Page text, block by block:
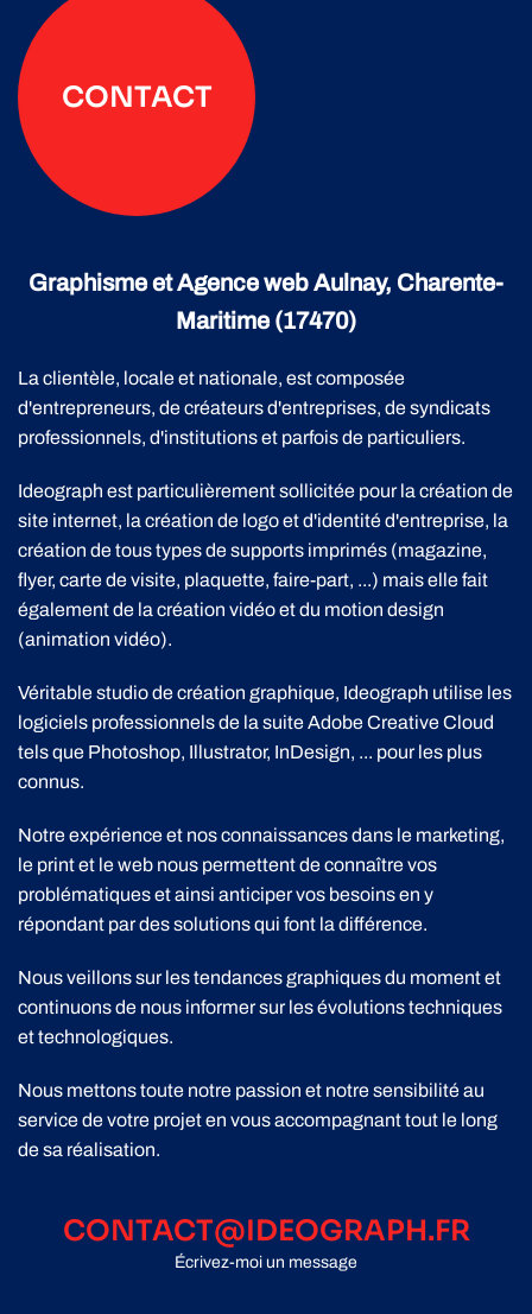
CONTACT
Graphisme et Agence web Aulnay, Charente-
Maritime (17470)
La clientèle, locale et nationale, est composée
d'entrepreneurs, de créateurs d'entreprises, de syndicats
professionnels, d'institutions et parfois de particuliers.
Ideograph est particulièrement sollicitée pour la création de
site internet, la création de logo et d'identité d'entreprise, la
création de tous types de supports imprimés (magazine,
flyer, carte de visite, plaquette, faire-part, ...) mais elle fait
également de la création vidéo et du motion design
(animation vidéo).
Véritable studio de création graphique, Ideograph utilise les
logiciels professionnels de la suite Adobe Creative Cloud
tels que Photoshop, Illustrator, InDesign, ... pour les plus
connus.
Notre expérience et nos connaissances dans le marketing,
le print et le web nous permettent de connaître vos
problématiques et ainsi anticiper vos besoins en y
répondant par des solutions qui font la différence.
Nous veillons sur les tendances graphiques du moment et
continuons de nous informer sur les évolutions techniques
et technologiques.
Nous mettons toute notre passion et notre sensibilité au
service de votre projet en vous accompagnant tout le long
de sa réalisation.
CONTACT@IDEOGRAPH.FR
Écrivez-moi un message